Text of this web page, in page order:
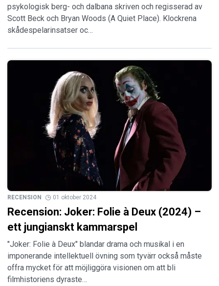
psykologisk berg- och dalbana skriven och regisserad av
Scott Beck och Bryan Woods (A Quiet Place). Klockrena
skådespelarinsatser oc…
RECENSION 01 oktober 2024
Recension: Joker: Folie à Deux (2024) –
ett jungianskt kammarspel
"Joker: Folie à Deux" blandar drama och musikal i en
imponerande intellektuell övning som tyvärr också måste
offra mycket för att möjliggöra visionen om att bli
filmhistoriens dyraste…